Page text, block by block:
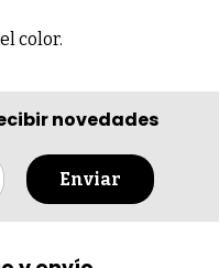
color.
novedades
Enviar